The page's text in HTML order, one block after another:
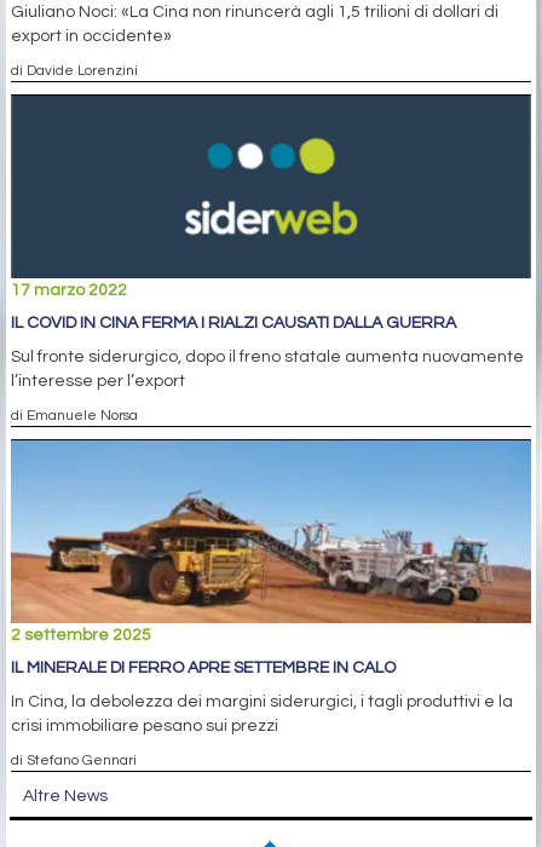
Giuliano Noci: «La Cina non rinuncerà agli 1,5 trilioni di dollari di
export in occidente»
di Davide Lorenzini
17 marzo 2022
IL COVID IN CINA FERMA I RIALZI CAUSATI DALLA GUERRA
Sul fronte siderurgico, dopo il freno statale aumenta nuovamente
l’interesse per l’export
di Emanuele Norsa
2 settembre 2025
IL MINERALE DI FERRO APRE SETTEMBRE IN CALO
In Cina, la debolezza dei margini siderurgici, i tagli produttivi e la
crisi immobiliare pesano sui prezzi
di Stefano Gennari
Altre News